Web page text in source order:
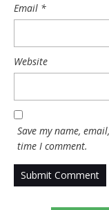
Email *
Website
Save my name,
time I comment.